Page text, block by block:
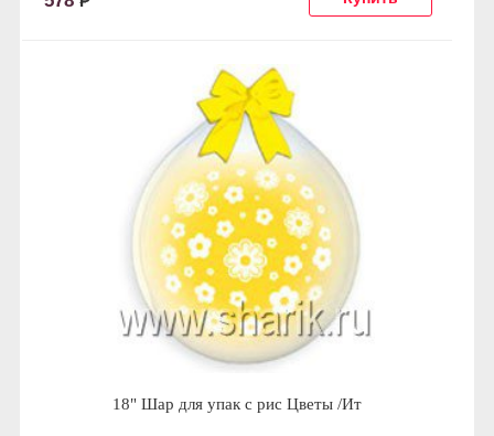
18" Шар для упак c рис Цветы /Ит